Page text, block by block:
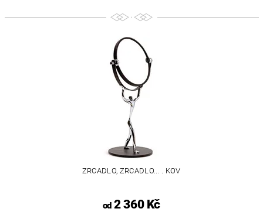
ZRCADLO, ZRCADLO... . KOV
od2 360 Kč